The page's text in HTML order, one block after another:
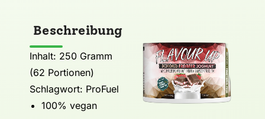
Beschreibung
Inhalt: 250 Gramm
(62 Portionen)
Schlagwort: ProFuel
100% vegan